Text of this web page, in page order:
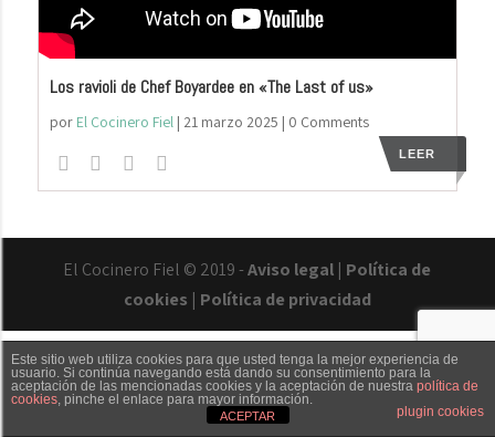
Los ravioli de Chef Boyardee en «The Last of us»
por El Cocinero Fiel| 21 marzo 2025 | 0 Comments
LEER
El Cocinero Fiel © 2019 -Aviso legal | Política de
cookies | Política de privacidad
Txaber Allué Redes sociales Contacto
Este sitio web utiliza cookies para que usted tenga la mejor experiencia de
usuario. Si continúa navegando está dando su consentimiento para la
aceptación de las mencionadas cookies y la aceptación de nuestra política de
cookies, pinche el enlace para mayor información.
plugin cookies
ACEPTAR